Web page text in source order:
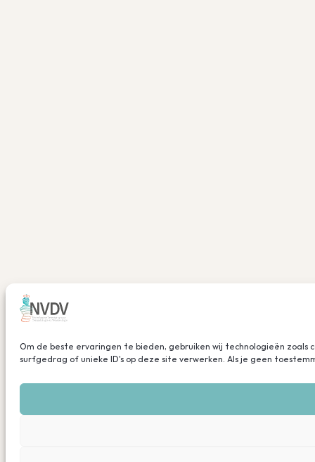
Om de beste ervaringen te bieden, gebruiken wij technologieën
surfgedrag of unieke ID's op deze site verwerken. Als je geen